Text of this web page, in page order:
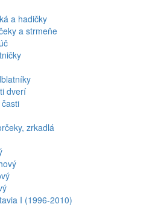
a hadičky
a strmeňe
dverí
zrkadlá
I (1996-2010)